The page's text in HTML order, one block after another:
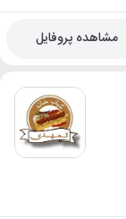
مشاهده پروفایل